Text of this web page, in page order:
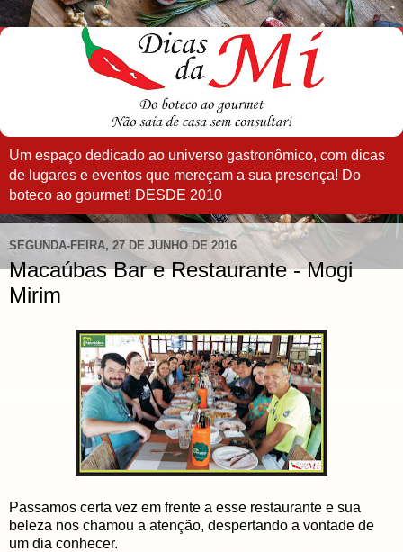
Um espaço dedicado ao universo gastronômico, com dicas
de lugares e eventos que mereçam a sua presença! Do
boteco ao gourmet! DESDE 2010
SEGUNDA-FEIRA, 27 DE JUNHO DE 2016
Macaúbas Bar e Restaurante - Mogi
Mirim
Passamos certa vez em frente a esse restaurante e sua
beleza nos chamou a atenção, despertando a vontade de
um dia conhecer.